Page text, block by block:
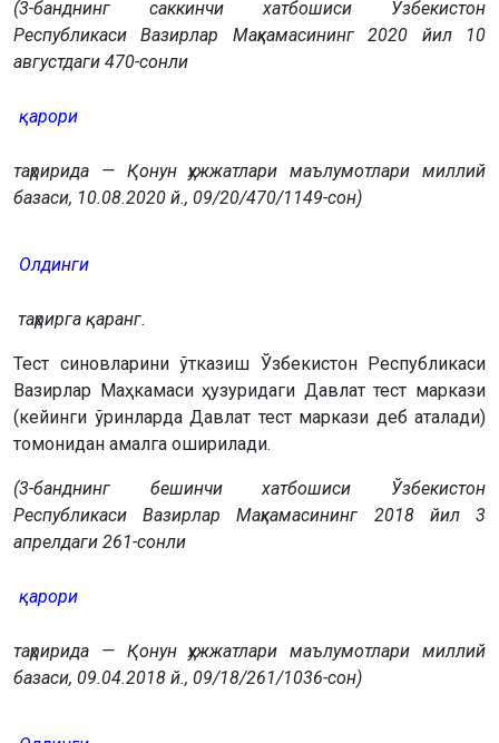
(3-банднинг саккинчи хатбошиси Ўзбекистон
Республикаси Вазирлар Маҳкамасининг 2020 йил 10
августдаги 470-сонли
қарори
таҳририда — Қонун ҳужжатлари маълумотлари миллий
базаси, 10.08.2020 й., 09/20/470/1149-сон)
Олдинги
таҳрирга қаранг.
Тест синовларини ўтказиш Ўзбекистон Республикаси
Вазирлар Маҳкамаси ҳузуридаги Давлат тест маркази
(кейинги ўринларда Давлат тест маркази деб аталади)
томонидан амалга оширилади.
(3-банднинг бешинчи хатбошиси Ўзбекистон
Республикаси Вазирлар Маҳкамасининг 2018 йил 3
апрелдаги 261-сонли
қарори
таҳририда — Қонун ҳужжатлари маълумотлари миллий
базаси, 09.04.2018 й., 09/18/261/1036-сон)